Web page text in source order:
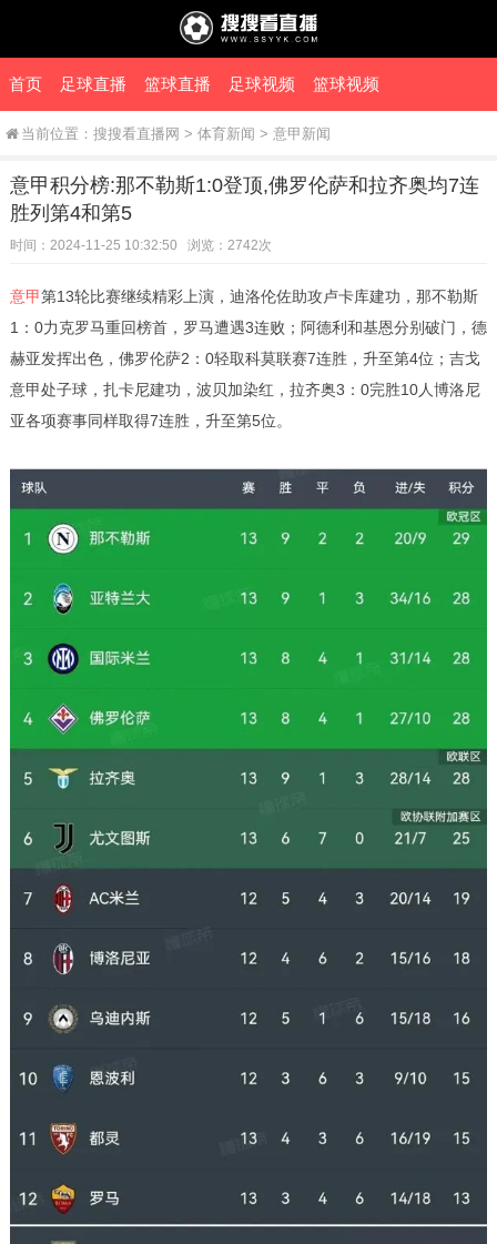
首页 足球直播 篮球直播 足球视频 篮球视频
当前位置： 搜搜看直播网 > 体育新闻 > 意甲新闻
意甲积分榜:那不勒斯1:0登顶,佛罗伦萨和拉齐奥均7连
胜列第4和第5
时间：2024-11-25 10:32:50 浏览：2742次
意甲第13轮比赛继续精彩上演，迪洛伦佐助攻卢卡库建功，那不勒斯
1：0力克罗马重回榜首，罗马遭遇3连败；阿德利和基恩分别破门，德
赫亚发挥出色，佛罗伦萨2：0轻取科莫联赛7连胜，升至第4位；吉戈
意甲处子球，扎卡尼建功，波贝加染红，拉齐奥3：0完胜10人博洛尼
亚各项赛事同样取得7连胜，升至第5位。